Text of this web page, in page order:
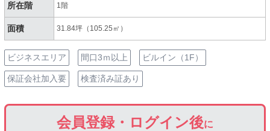
所在階 1階
面積 31.84坪（105.25㎡）
ビジネスエリア 間口3ｍ以上 ビルイン（1F）
保証会社加入要 検査済み証あり
会員登録・ログイン後に